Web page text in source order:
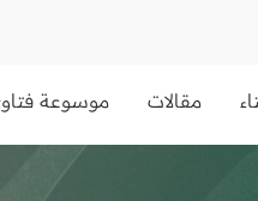
مقالات موسوعة